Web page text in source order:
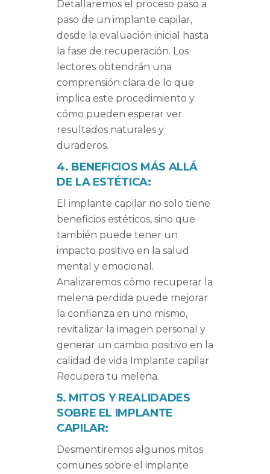
Detallaremos el proceso paso a
paso de un implante capilar,
desde la evaluación inicial hasta
la fase de recuperación. Los
lectores obtendrán una
comprensión clara de lo que
implica este procedimiento y
cómo pueden esperar ver
resultados naturales y
duraderos.
4. BENEFICIOS MÁS ALLÁ
DE LA ESTÉTICA:
El implante capilar no solo tiene
beneficios estéticos, sino que
también puede tener un
impacto positivo en la salud
mental y emocional.
Analizaremos cómo recuperar la
melena perdida puede mejorar
la confianza en uno mismo,
revitalizar la imagen personal y
generar un cambio positivo en la
calidad de vida Implante capilar
Recupera tu melena.
5. MITOS Y REALIDADES
SOBRE EL IMPLANTE
CAPILAR:
Desmentiremos algunos mitos
comunes sobre el implante